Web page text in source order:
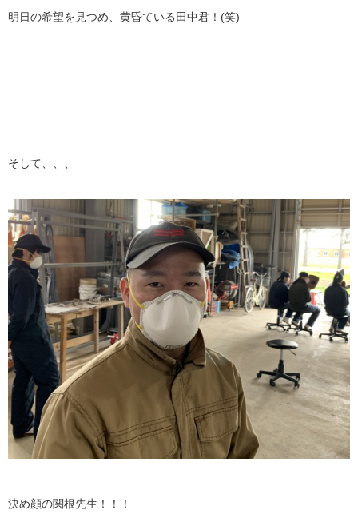
明日の希望を見つめ、黄昏ている田中君！(笑)
そして、、、
決め顔の関根先生！！！